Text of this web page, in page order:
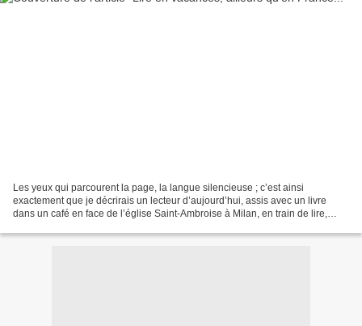
Les yeux qui parcourent la page, la langue silencieuse ; c’est ainsi
exactement que je décrirais un lecteur d’aujourd’hui, assis avec un livre
dans un café en face de l’église Saint-Ambroise à Milan, en train de lire,